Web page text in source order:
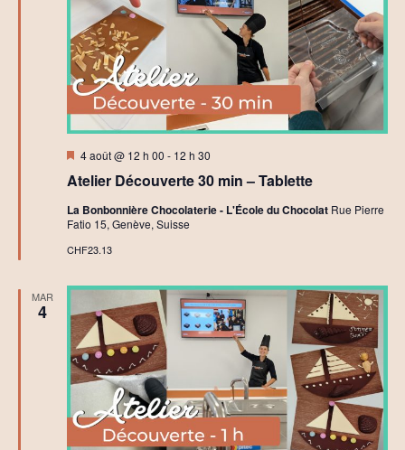
Atelier Découverte 30 min – Tablette
Mis
avant
4 août @ 12 h 00 - 12 h 30
La Bonbonnière Chocolaterie - L'École du Chocolat Rue Pierre
Fatio 15, Genève, Suisse
CHF23.13
MAR
4